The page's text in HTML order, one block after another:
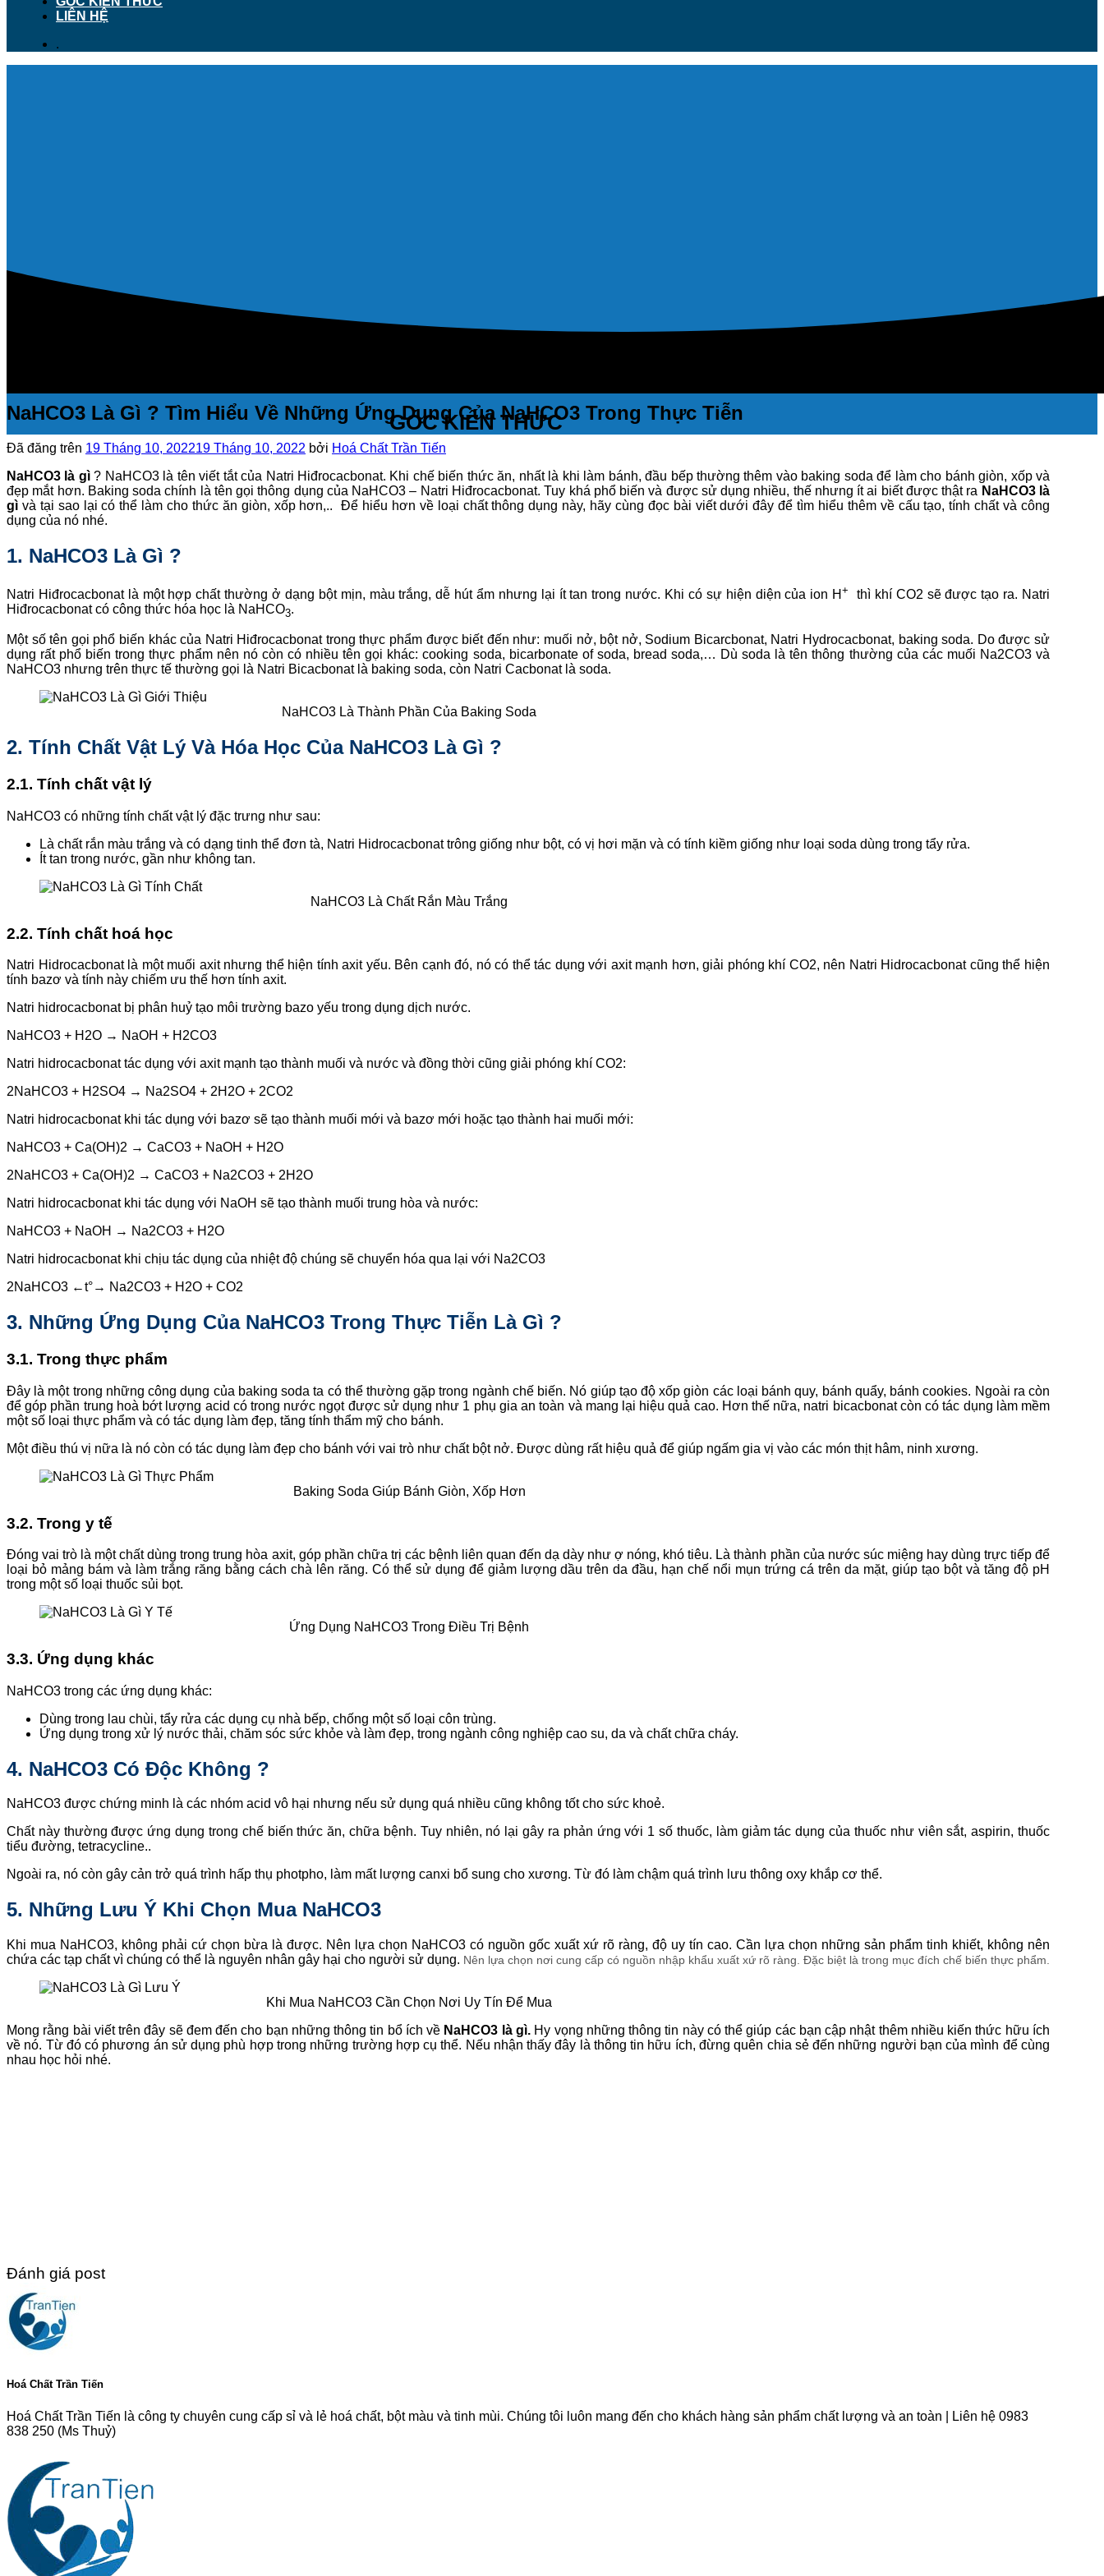
LIÊN HỆ
.
GÓC KIẾN THỨC
NaHCO3 Là Gì ? Tìm Hiểu Về Những Ứng Dụng Của NaHCO3 Trong Thực Tiễn
Đã đăng trên 19 Tháng 10, 202219 Tháng 10, 2022 bởi Hoá Chất Trần Tiến
NaHCO3 là gì? NaHCO3 là tên viết tắt của Natri Hiđrocacbonat. Khi chế biến thức ăn, nhất là khi làm bánh, đầu bếp thường thêm vào baking soda để làm cho bánh giòn, xốp và
đẹp mắt hơn. Baking soda chính là tên gọi thông dụng của NaHCO3 – Natri Hiđrocacbonat. Tuy khá phổ biến và được sử dụng nhiều, thế nhưng ít ai biết được thật ra NaHCO3 là
gì và tại sao lại có thể làm cho thức ăn giòn, xốp hơn,.. Để hiểu hơn về loại chất thông dụng này, hãy cùng đọc bài viết dưới đây để tìm hiểu thêm về cấu tạo, tính chất và công
dụng của nó nhé.
1. NaHCO3 Là Gì ?
Natri Hiđrocacbonat là một hợp chất thường ở dạng bột mịn, màu trắng, dễ hút ẩm nhưng lại ít tan trong nước. Khi có sự hiện diện của ion H+
thì khí CO2 sẽ được tạo ra. Natri
Hiđrocacbonat có công thức hóa học là NaHCO3.
Một số tên gọi phổ biến khác của Natri Hiđrocacbonat trong thực phẩm được biết đến như: muối nở, bột nở, Sodium Bicarcbonat, Natri Hydrocacbonat, baking soda. Do được sử
dụng rất phổ biến trong thực phẩm nên nó còn có nhiều tên gọi khác: cooking soda, bicarbonate of soda, bread soda,… Dù soda là tên thông thường của các muối Na2CO3 và
NaHCO3 nhưng trên thực tế thường gọi là Natri Bicacbonat là baking soda, còn Natri Cacbonat là soda.
NaHCO3 Là Thành Phần Của Baking Soda
2. Tính Chất Vật Lý Và Hóa Học Của NaHCO3 Là Gì ?
2.1. Tính chất vật lý
NaHCO3 có những tính chất vật lý đặc trưng như sau:
Là chất rắn màu trắng và có dạng tinh thể đơn tà, Natri Hidrocacbonat trông giống như bột, có vị hơi mặn và có tính kiềm giống như loại soda dùng trong tẩy rửa.
Ít tan trong nước, gần như không tan.
NaHCO3 Là Chất Rắn Màu Trắng
2.2. Tính chất hoá học
Natri Hidrocacbonat là một muối axit nhưng thể hiện tính axit yếu. Bên cạnh đó, nó có thể tác dụng với axit mạnh hơn, giải phóng khí CO2, nên Natri Hidrocacbonat cũng thể hiện
tính bazơ và tính này chiếm ưu thế hơn tính axit.
Natri hidrocacbonat bị phân huỷ tạo môi trường bazo yếu trong dụng dịch nước.
NaHCO3 + H2O → NaOH + H2CO3
Natri hidrocacbonat tác dụng với axit mạnh tạo thành muối và nước và đồng thời cũng giải phóng khí CO2:
2NaHCO3 + H2SO4 → Na2SO4 + 2H2O + 2CO2
Natri hidrocacbonat khi tác dụng với bazơ sẽ tạo thành muối mới và bazơ mới hoặc tạo thành hai muối mới:
NaHCO3 + Ca(OH)2 → CaCO3 + NaOH + H2O
2NaHCO3 + Ca(OH)2 → CaCO3 + Na2CO3 + 2H2O
Natri hidrocacbonat khi tác dụng với NaOH sẽ tạo thành muối trung hòa và nước:
NaHCO3 + NaOH → Na2CO3 + H2O
Natri hidrocacbonat khi chịu tác dụng của nhiệt độ chúng sẽ chuyển hóa qua lại với Na2CO3
2NaHCO3 ←t°→ Na2CO3 + H2O + CO2
3. Những Ứng Dụng Của NaHCO3 Trong Thực Tiễn Là Gì ?
3.1. Trong thực phẩm
Đây là một trong những công dụng của baking soda ta có thể thường gặp trong ngành chế biến. Nó giúp tạo độ xốp giòn các loại bánh quy, bánh quẩy, bánh cookies. Ngoài ra còn
để góp phần trung hoà bớt lượng acid có trong nước ngọt được sử dụng như 1 phụ gia an toàn và mang lại hiệu quả cao. Hơn thế nữa, natri bicacbonat còn có tác dụng làm mềm
một số loại thực phẩm và có tác dụng làm đẹp, tăng tính thẩm mỹ cho bánh.
Một điều thú vị nữa là nó còn có tác dụng làm đẹp cho bánh với vai trò như chất bột nở. Được dùng rất hiệu quả để giúp ngấm gia vị vào các món thịt hâm, ninh xương.
Baking Soda Giúp Bánh Giòn, Xốp Hơn
3.2. Trong y tế
Đóng vai trò là một chất dùng trong trung hòa axit, góp phần chữa trị các bệnh liên quan đến dạ dày như ợ nóng, khó tiêu. Là thành phần của nước súc miệng hay dùng trực tiếp để
loại bỏ mảng bám và làm trắng răng bằng cách chà lên răng. Có thể sử dụng để giảm lượng dầu trên da đầu, hạn chế nổi mụn trứng cá trên da mặt, giúp tạo bột và tăng độ pH
trong một số loại thuốc sủi bọt.
Ứng Dụng NaHCO3 Trong Điều Trị Bệnh
3.3. Ứng dụng khác
NaHCO3 trong các ứng dụng khác:
Dùng trong lau chùi, tẩy rửa các dụng cụ nhà bếp, chống một số loại côn trùng.
Ứng dụng trong xử lý nước thải, chăm sóc sức khỏe và làm đẹp, trong ngành công nghiệp cao su, da và chất chữa cháy.
4. NaHCO3 Có Độc Không ?
NaHCO3 được chứng minh là các nhóm acid vô hại nhưng nếu sử dụng quá nhiều cũng không tốt cho sức khoẻ.
Chất này thường được ứng dụng trong chế biến thức ăn, chữa bệnh. Tuy nhiên, nó lại gây ra phản ứng với 1 số thuốc, làm giảm tác dụng của thuốc như viên sắt, aspirin, thuốc
tiểu đường, tetracycline..
Ngoài ra, nó còn gây cản trở quá trình hấp thụ photpho, làm mất lượng canxi bổ sung cho xương. Từ đó làm chậm quá trình lưu thông oxy khắp cơ thể.
5. Những Lưu Ý Khi Chọn Mua NaHCO3
Khi mua NaHCO3, không phải cứ chọn bừa là được. Nên lựa chọn NaHCO3 có nguồn gốc xuất xứ rõ ràng, độ uy tín cao. Cần lựa chọn những sản phẩm tinh khiết, không nên
chứa các tạp chất vì chúng có thể là nguyên nhân gây hại cho người sử dụng. Nên lựa chọn nơi cung cấp có nguồn nhập khẩu xuất xứ rõ ràng. Đặc biệt là trong mục đích chế biến thực phẩm.
Khi Mua NaHCO3 Cần Chọn Nơi Uy Tín Để Mua
Mong rằng bài viết trên đây sẽ đem đến cho bạn những thông tin bổ ích về NaHCO3 là gì. Hy vọng những thông tin này có thể giúp các bạn cập nhật thêm nhiều kiến thức hữu ích
về nó. Từ đó có phương án sử dụng phù hợp trong những trường hợp cụ thể. Nếu nhận thấy đây là thông tin hữu ích, đừng quên chia sẻ đến những người bạn của mình để cùng
nhau học hỏi nhé.
Đánh giá post
Hoá Chất Trần Tiến
Hoá Chất Trần Tiến là công ty chuyên cung cấp sỉ và lẻ hoá chất, bột màu và tinh mùi. Chúng tôi luôn mang đến cho khách hàng sản phẩm chất lượng và an toàn | Liên hệ 0983
838 250 (Ms Thuỷ)